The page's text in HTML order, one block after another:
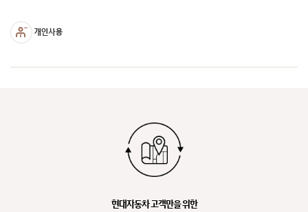
현대자동차 고객만을 위한